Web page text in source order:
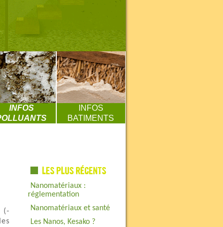
INFOS
INFOS
BATIMENTS
Nanomatériaux :
réglementation
Nanomatériaux et santé
Les Nanos, Kesako ?
(-